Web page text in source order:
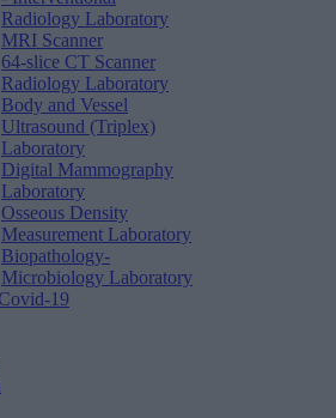
Radiology Laboratory
MRI Scanner
64-slice CT Scanner
Radiology Laboratory
Body and Vessel
Ultrasound (Triplex)
Laboratory
Digital Mammography
Laboratory
Osseous Density
Measurement Laboratory
Biopathology-
Microbiology Laboratory
19